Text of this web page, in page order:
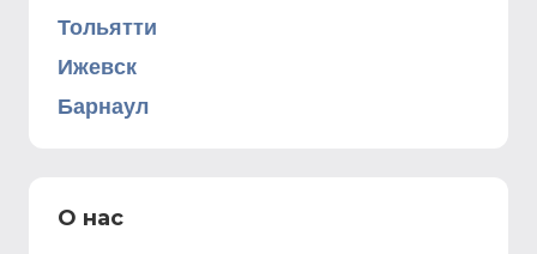
Тольятти
Ижевск
Барнаул
О нас